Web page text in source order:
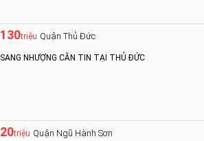
130triệu Quận Thủ Đức
SANG NHƯỢNG CĂN TIN TẠI THỦ ĐỨC
20triệu Quận Ngũ Hành Sơn